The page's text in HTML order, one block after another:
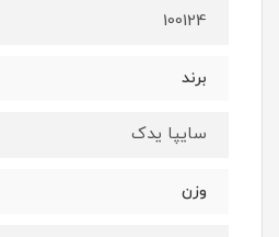
100124
برند
سایپا یدک
وزن